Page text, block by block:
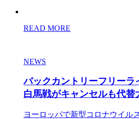
READ MORE
NEWS
バックカントリーフリー
白馬戦がキャンセルも代替
ヨーロッパで新型コロナウイル